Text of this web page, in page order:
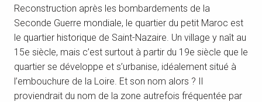
Reconstruction après les bombardements de la
Seconde Guerre mondiale, le quartier du petit Maroc est
le quartier historique de Saint-Nazaire. Un village y naît au
15e siècle, mais c’est surtout à partir du 19e siècle que le
quartier se développe et s’urbanise, idéalement situé à
l’embouchure de la Loire. Et son nom alors ? Il
proviendrait du nom de la zone autrefois fréquentée par